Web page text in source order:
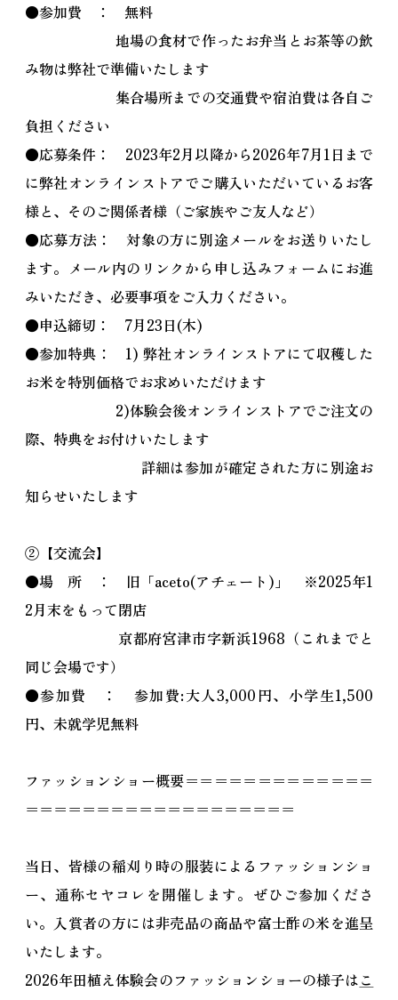
●参加費 ： 無料
地場の食材で作ったお弁当とお茶等の飲
み物は弊社で準備いたします
集合場所までの交通費や宿泊費は各自ご
負担ください
●応募条件： 2023年2月以降から2026年7月1日まで
に弊社オンラインストアでご購入いただいているお客
様と、そのご関係者様（ご家族やご友人など）
●応募方法： 対象の方に別途メールをお送りいたし
ます。メール内のリンクから申し込みフォームにお進
みいただき、必要事項をご入力ください。
●申込締切： 7月23日(木)
●参加特典： 1) 弊社オンラインストアにて収穫した
お米を特別価格でお求めいただけます
2)体験会後オンラインストアでご注文の
際、特典をお付けいたします
詳細は参加が確定された方に別途お
知らせいたします
②【交流会】
●場 所 ： 旧「aceto(アチェート)」 ※2025年1
2月末をもって閉店
京都府宮津市字新浜1968（これまでと
同じ会場です）
●参加費 ： 参加費:大人3,000円、小学生1,500
円、未就学児無料
ファッションショー概要＝＝＝＝＝＝＝＝＝＝＝＝＝
＝＝＝＝＝＝＝＝＝＝＝＝＝＝＝＝＝＝＝
当日、皆様の稲刈り時の服装によるファッションショ
ー、通称セヤコレを開催します。ぜひご参加くださ
い。入賞者の方には非売品の商品や富士酢の米を進呈
いたします。
2026年田植え体験会のファッションショーの様子はこ